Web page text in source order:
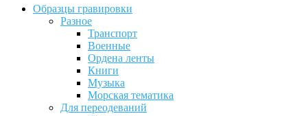
Образцы гравировки
Разное
Транспорт
Военные
Ордена ленты
Книги
Музыка
Морская тематика
Для переодеваний